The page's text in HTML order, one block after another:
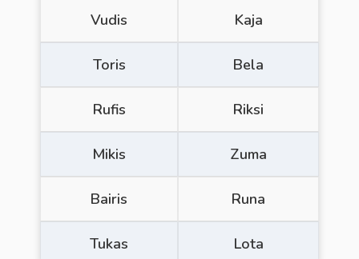
Vudis Kaja
Toris Bela
Rufis Riksi
Mikis Zuma
Bairis Runa
Tukas Lota